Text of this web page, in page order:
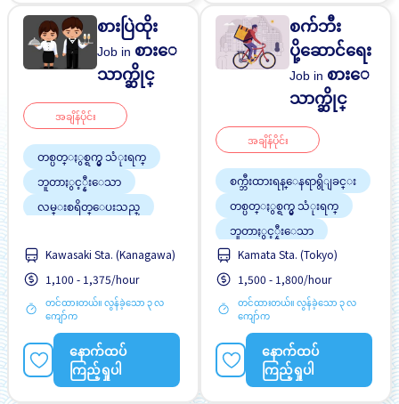
စားပြဲထိုး
Job in စားေ
သာက္ဆိုင္
အချိန်ပိုင်း
တစ္ပတ္ႏွစ္ရက္မွ သံုးရက္
ဘူတာႏွင့္နီးေသာ
လမ္းစရိတ္ေပးသည္
အလုပ္ခ်ိန္နည္းေသာ
Kawasaki Sta. (Kanagawa)
1,100 - 1,375/hour
တင်ထားတယ်။ လွန်ခဲ့သော ၃ လ
ကျော်က
နောက်ထပ်
ကြည့်ရှုပါ
စက်ဘီး
ပို့ဆောင်ရေး
Job in စားေ
သာက္ဆိုင္
အချိန်ပိုင်း
စက္ဘီးထားရန္ေနရာရွိျခင္း
တစ္ပတ္ႏွစ္ရက္မွ သံုးရက္
ဘူတာႏွင့္နီးေသာ
Kamata Sta. (Tokyo)
1,500 - 1,800/hour
တင်ထားတယ်။ လွန်ခဲ့သော ၃ လ
ကျော်က
နောက်ထပ်
ကြည့်ရှုပါ